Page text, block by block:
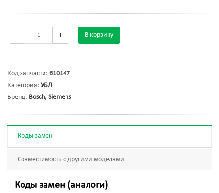
- + В корзину
Код запчасти: 610147
Категория: УБЛ
Бренд: Bosch, Siemens
Коды замен
Совместимость с другими моделями
Коды замен (аналоги)